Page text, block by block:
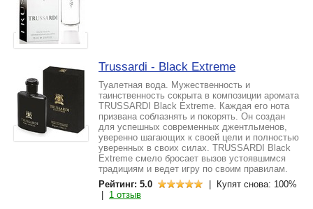
Trussardi - Black Extreme
Туалетная вода. Мужественность и
таинственность сокрыта в композиции аромата
TRUSSARDI Black Extreme. Каждая его нота
призвана соблазнять и покорять. Он создан
для успешных современных джентльменов,
уверенно шагающих к своей цели и полностью
уверенных в своих силах. TRUSSARDI Black
Extreme смело бросает вызов устоявшимся
традициям и ведет игру по своим правилам.
Рейтинг: 5.0
| Купят снова: 100%
1 отзыв